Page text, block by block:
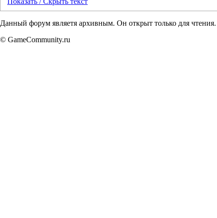
Данный форум являетя архивным. Он открыт только для чтения.
© GameCommunity.ru